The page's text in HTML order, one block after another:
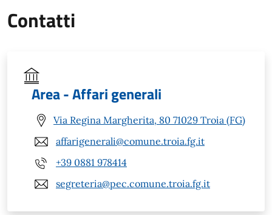
Contatti
Area - Affari generali
Via Regina Margherita, 80 71029 Troia (FG)
affarigenerali@comune.troia.fg.it
+39 0881 978414
segreteria@pec.comune.troia.fg.it